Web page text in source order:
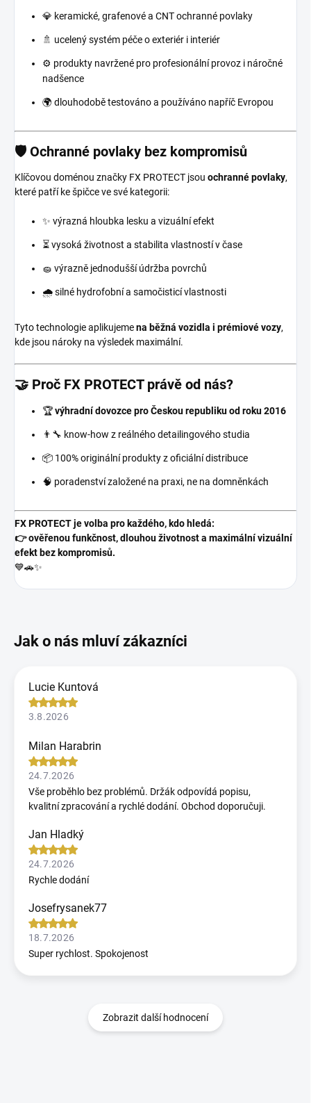
💎 keramické, grafenové a CNT ochranné povlaky
🚿 ucelený systém péče o exteriér i interiér
⚙️ produkty navržené pro profesionální provoz i náročné
nadšence
🌍 dlouhodobě testováno a používáno napříč Evropou
🛡️ Ochranné povlaky bez kompromisů
Klíčovou doménou značky FX PROTECT jsou ochranné povlaky,
které patří ke špičce ve své kategorii:
✨ výrazná hloubka lesku a vizuální efekt
⏳ vysoká životnost a stabilita vlastností v čase
🧽 výrazně jednodušší údržba povrchů
🌧️ silné hydrofobní a samočisticí vlastnosti
Tyto technologie aplikujemena běžná vozidla i prémiové vozy,
kde jsou nároky na výsledek maximální.
🤝 Proč FX PROTECT právě od nás?
🏆výhradní dovozce pro Českou republiku od roku 2016
👨‍🔧 know-how z reálného detailingového studia
📦 100% originální produkty z oficiální distribuce
🧠 poradenství založené na praxi, ne na domněnkách
FX PROTECT je volba pro každého, kdo hledá:
👉 ověřenou funkčnost, dlouhou životnost a maximální vizuální
efekt bez kompromisů.
💙🚗✨
Lucie Kuntová
3.8.2026
Milan Harabrin
24.7.2026
Vše proběhlo bez problémů. Držák odpovídá popisu,
kvalitní zpracování a rychlé dodání. Obchod doporučuji.
Jan Hladký
24.7.2026
Rychle dodání
Josefrysanek77
18.7.2026
Super rychlost. Spokojenost
Zobrazit další hodnocení